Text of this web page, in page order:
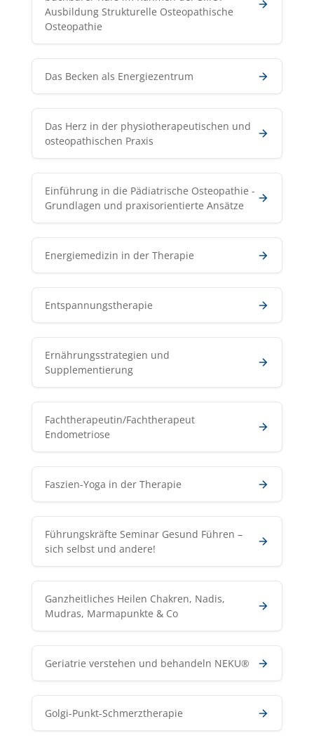
Ausbildung Strukturelle Osteopathische
Osteopathie
Das Becken als Energiezentrum
Das Herz in der physiotherapeutischen und
osteopathischen Praxis
Einführung in die Pädiatrische Osteopathie -
Grundlagen und praxisorientierte Ansätze
Energiemedizin in der Therapie
Entspannungstherapie
Ernährungsstrategien und
Supplementierung
Fachtherapeutin/Fachtherapeut
Endometriose
Faszien-Yoga in der Therapie
Führungskräfte Seminar Gesund Führen –
sich selbst und andere!
Ganzheitliches Heilen Chakren, Nadis,
Mudras, Marmapunkte & Co
Geriatrie verstehen und behandeln NEKU®
Golgi-Punkt-Schmerztherapie